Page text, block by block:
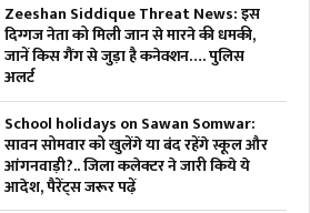
Zeeshan Siddique Threat News: इस
दिग्गज नेता को मिली जान से मारने की धमकी,
जानें किस गैंग से जुड़ा है कनेक्शन…. पुलिस
अलर्ट
School holidays on Sawan Somwar:
सावन सोमवार को खुलेंगे या बंद रहेंगे स्कूल और
आंगनवाड़ी?.. जिला कलेक्टर ने जारी किये ये
आदेश, पैरेंट्स जरूर पढ़ें